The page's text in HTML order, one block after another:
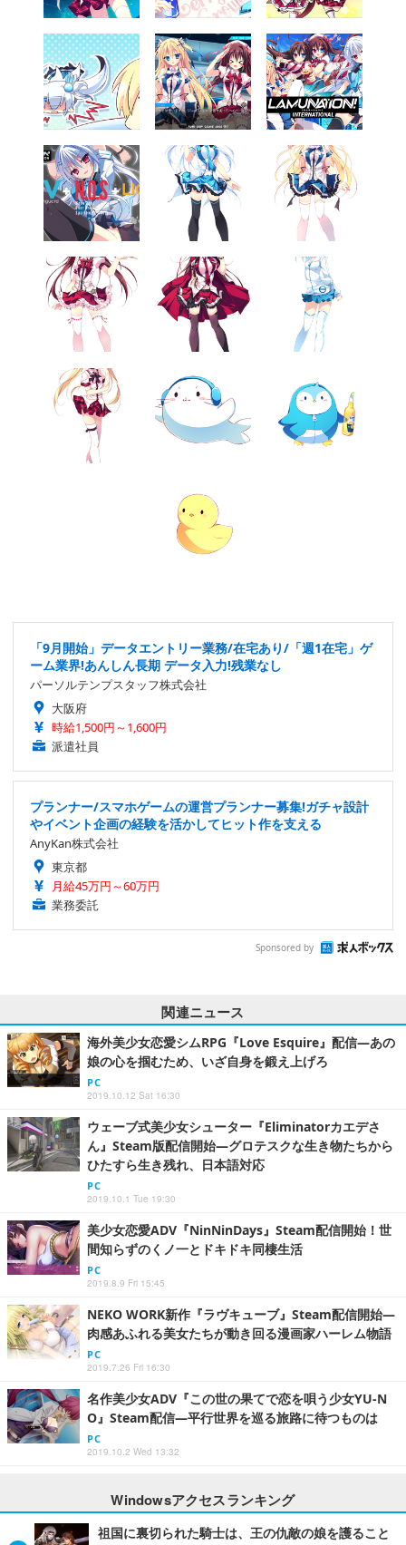
「9月開始」データエントリー業務/在宅あり/「週1在宅」ゲ
ーム業界!あんしん長期 データ入力!残業なし
パーソルテンプスタッフ株式会社
大阪府
時給1,500円～1,600円
派遣社員
プランナー/スマホゲームの運営プランナー募集!ガチャ設計
やイベント企画の経験を活かしてヒット作を支える
AnyKan株式会社
東京都
月給45万円～60万円
業務委託
Sponsored by
関連ニュース
海外美少女恋愛シムRPG『Love Esquire』配信―あの
娘の心を掴むため、いざ自身を鍛え上げろ
PC
2019.10.12 Sat 16:30
ウェーブ式美少女シューター『Eliminatorカエデさ
ん』Steam版配信開始―グロテスクな生き物たちから
ひたすら生き残れ、日本語対応
PC
2019.10.1 Tue 19:30
美少女恋愛ADV『NinNinDays』Steam配信開始！世
間知らずのくノ一とドキドキ同棲生活
PC
2019.8.9 Fri 15:45
NEKO WORK新作『ラヴキューブ』Steam配信開始―
肉感あふれる美女たちが動き回る漫画家ハーレム物語
PC
2019.7.26 Fri 16:30
名作美少女ADV『この世の果てで恋を唄う少女YU-N
O』Steam配信―平行世界を巡る旅路に待つものは
PC
2019.10.2 Wed 13:32
Windowsアクセスランキング
祖国に裏切られた騎士は、王の仇敵の娘を護ること